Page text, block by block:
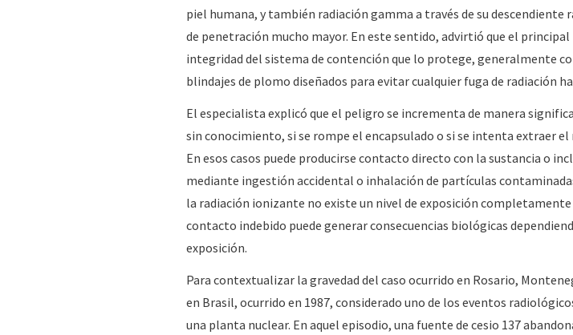
piel humana, y también radiación gamma a través de su descendiente
de penetración mucho mayor. En este sentido, advirtió que el principal
integridad del sistema de contención que lo protege, generalmente
blindajes de plomo diseñados para evitar cualquier fuga de radiación
El especialista explicó que el peligro se incrementa de manera
sin conocimiento, si se rompe el encapsulado o si se intenta extraer
En esos casos puede producirse contacto directo con la sustancia o
mediante ingestión accidental o inhalación de partículas
la radiación ionizante no existe un nivel de exposición
contacto indebido puede generar consecuencias biológicas
exposición.
Para contextualizar la gravedad del caso ocurrido en Rosario,
en Brasil, ocurrido en 1987, considerado uno de los eventos
una planta nuclear. En aquel episodio, una fuente de cesio 137